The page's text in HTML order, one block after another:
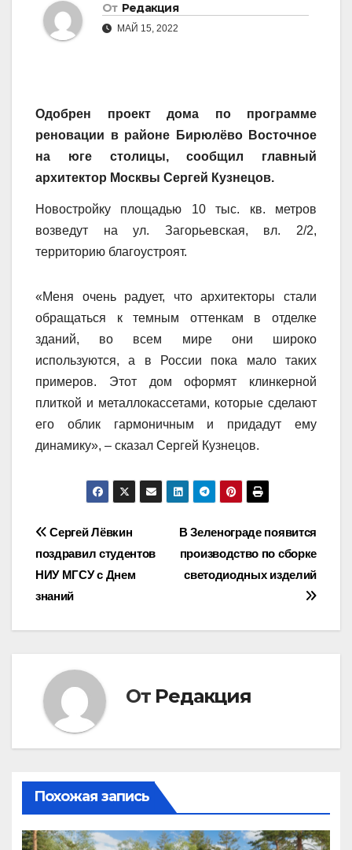
От Редакция
МАЙ 15, 2022
Одобрен проект дома по программе
реновации в районе Бирюлёво Восточное
на юге столицы, сообщил главный
архитектор Москвы Сергей Кузнецов.
Новостройку площадью 10 тыс. кв. метров
возведут на ул. Загорьевская, вл. 2/2,
территорию благоустроят.
«Меня очень радует, что архитекторы стали
обращаться к темным оттенкам в отделке
зданий, во всем мире они широко
используются, а в России пока мало таких
примеров. Этот дом оформят клинкерной
плиткой и металлокассетами, которые сделают
его облик гармоничным и придадут ему
динамику», – сказал Сергей Кузнецов.
Навигация
по
записям
В Зеленограде появится
производство по сборке
светодиодных изделий
Сергей Лёвкин
поздравил студентов
НИУ МГСУ с Днем
знаний
От Редакция
Похожая запись